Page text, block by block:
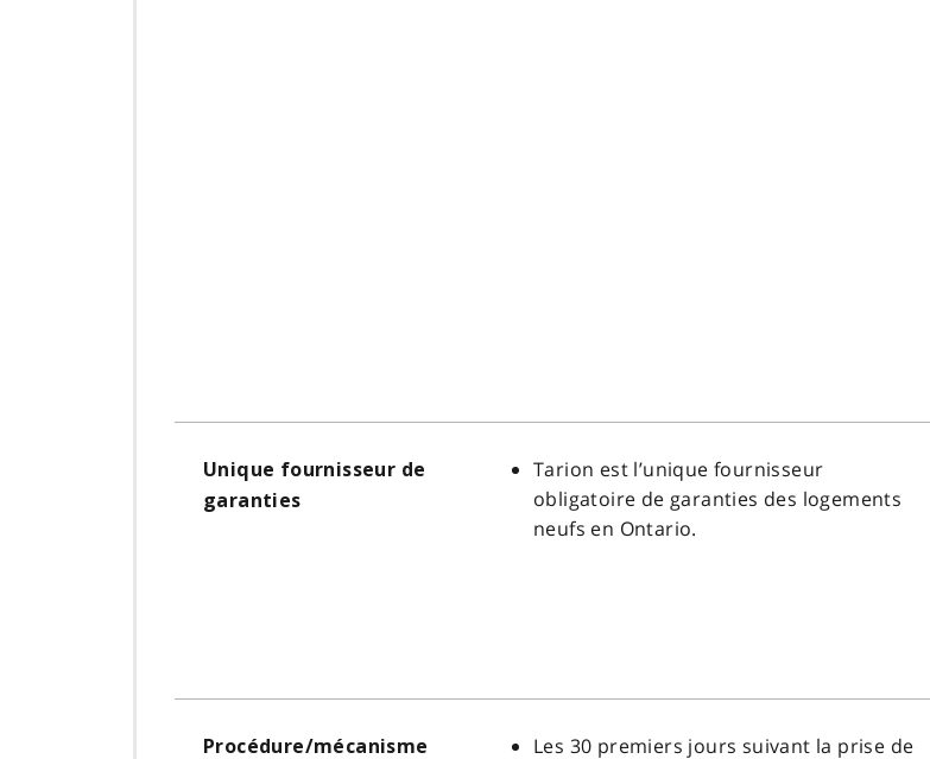
Unique fournisseur de
garanties
Tarion est l’unique fournisseur
obligatoire de garanties des logements
neufs en Ontario.
Procédure/mécanisme
Les 30 premiers jours suivant la prise de